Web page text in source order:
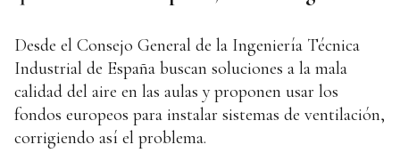
Desde el Consejo General de la Ingeniería Técnica
Industrial de España buscan soluciones a la mala
calidad del aire en las aulas y proponen usar los
fondos europeos para instalar sistemas de ventilación,
corrigiendo así el problema.